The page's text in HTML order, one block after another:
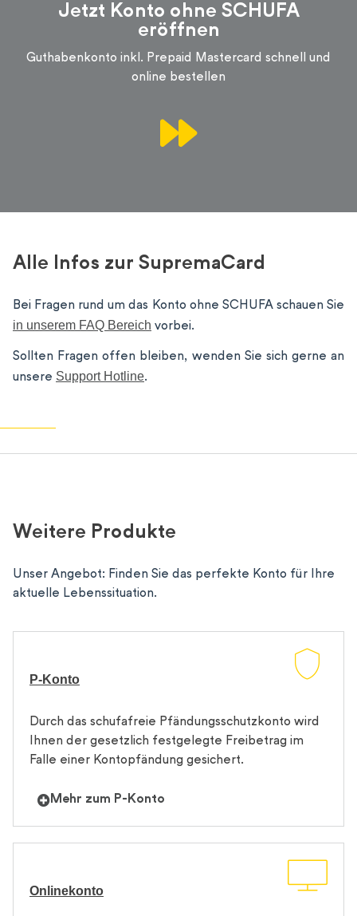
Jetzt Konto ohne SCHUFA
eröffnen
Guthabenkonto inkl. Prepaid Mastercard schnell und
online bestellen
Alle Infos zur SupremaCard
Bei Fragen rund um das Konto ohne SCHUFA schauen Sie
in unserem FAQ Bereich vorbei.
Sollten Fragen offen bleiben, wenden Sie sich gerne an
unsere Support Hotline.
Weitere Produkte
Unser Angebot: Finden Sie das perfekte Konto für Ihre
aktuelle Lebenssituation.
P-Konto
Durch das schufafreie Pfändungsschutzkonto wird
Ihnen der gesetzlich festgelegte Freibetrag im
Falle einer Kontopfändung gesichert.
Mehr zum P-Konto
Onlinekonto